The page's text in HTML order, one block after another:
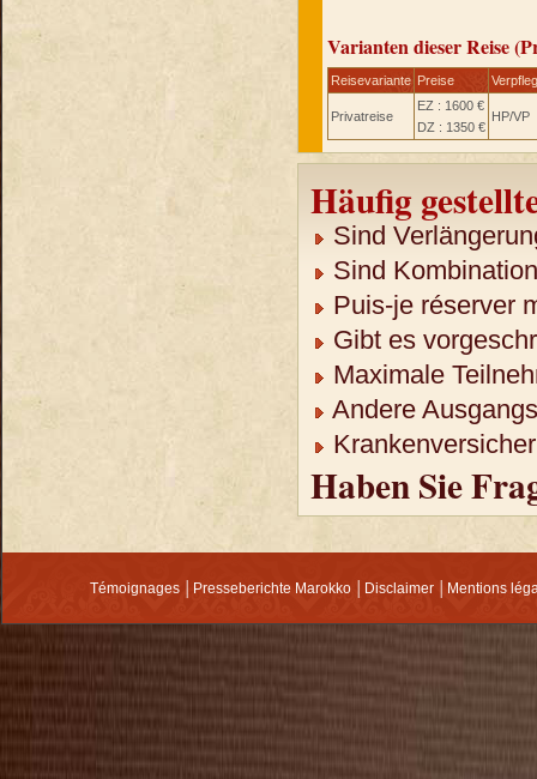
Varianten dieser Reise
Reisevariante Preise
Privatreise
EZ : 1600 €
DZ : 1350 €
HP/VP
Häufig
Sind
Sind
Puis-je réserver
Gibt es
Maximale
Andere
Haben Sie
Témoignages Presseberichte Marokko Disclaimer Mentions